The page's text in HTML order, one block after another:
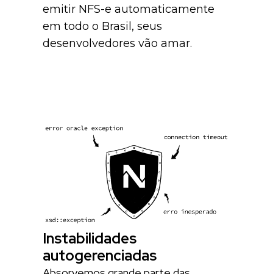
emitir NFS-e automaticamente
em todo o Brasil, seus
desenvolvedores vão amar.
Instabilidades
autogerenciadas